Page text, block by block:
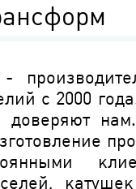
с 2000
доверяют